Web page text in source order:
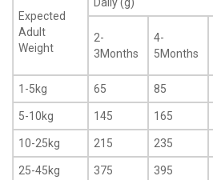
Expected
Adult
Weight
2-
3Months
4-
5Months
1-5kg 65 85
5-10kg 145 165
10-25kg 215 235
25-45kg 375 395